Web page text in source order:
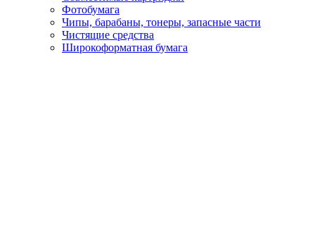
Фотобумага
Чипы, барабаны, тонеры, запасные части
Чистящие средства
Широкоформатная бумага